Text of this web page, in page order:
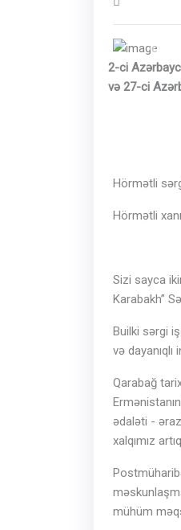
2-ci
və 27-ci
Hörmətli
Hörmətli
Sizi sayca
Karabakh”
Builki sərgi
və
Qarabağ
ədaləti -
xalqımız
mühüm